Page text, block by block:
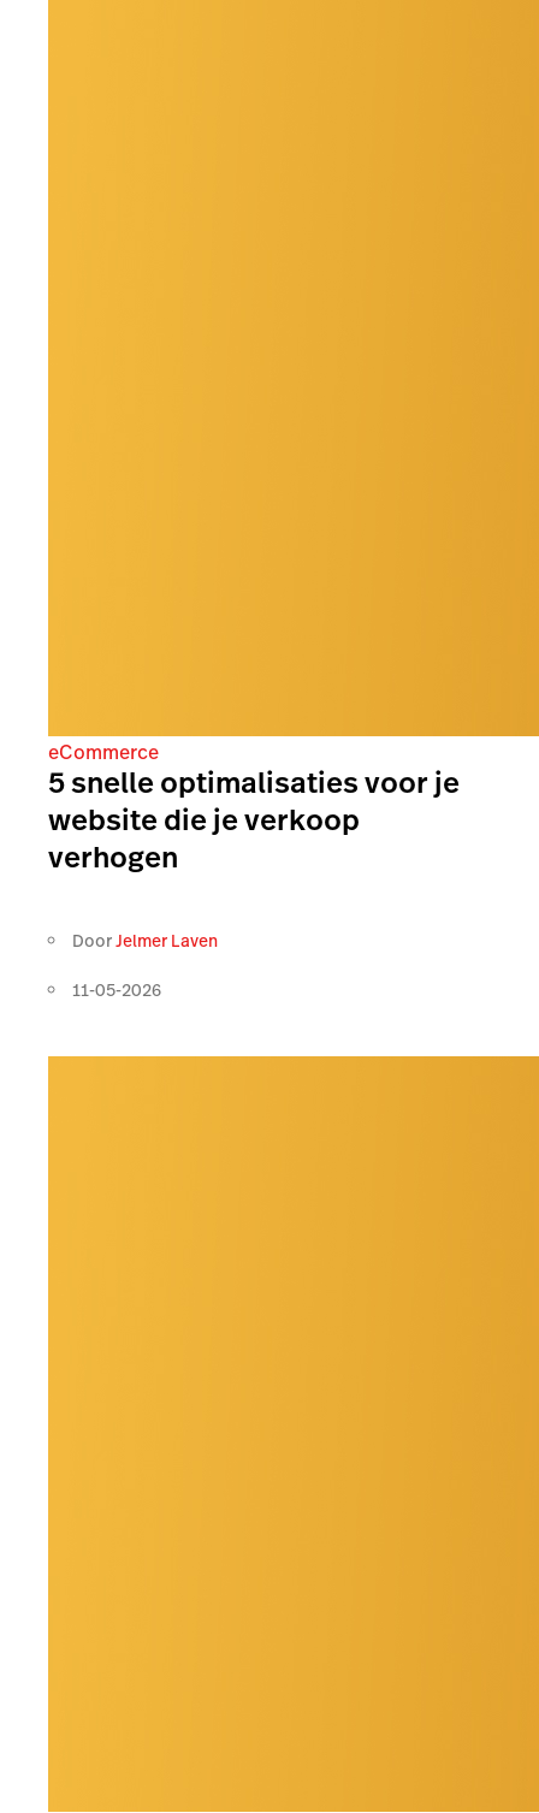
eCommerce
5 snelle optimalisaties voor je
website die je verkoop
verhogen
DoorJelmer Laven
11-05-2026